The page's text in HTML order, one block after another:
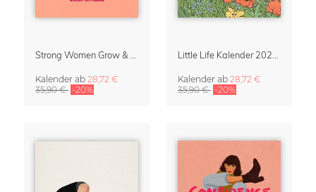
Kalender ab 28,72 €
35,90 € -20%
Kalender ab 28,72 €
35,90 € -20%